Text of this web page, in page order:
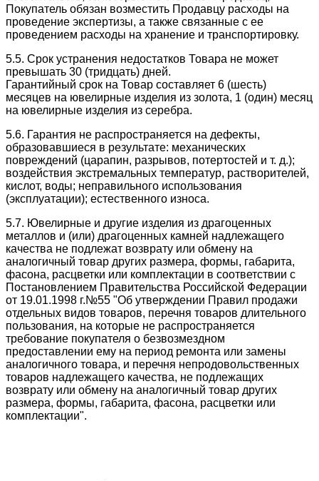
Покупатель обязан возместить Продавцу расходы на
проведение экспертизы, а также связанные с ее
проведением расходы на хранение и транспортировку.
5.5. Срок устранения недостатков Товара не может
превышать 30 (тридцать) дней.
Гарантийный срок на Товар составляет 6 (шесть)
месяцев на ювелирные изделия из золота, 1 (один) месяц
на ювелирные изделия из серебра.
5.6. Гарантия не распространяется на дефекты,
образовавшиеся в результате: механических
повреждений (царапин, разрывов, потертостей и т. д.);
воздействия экстремальных температур, растворителей,
кислот, воды; неправильного использования
(эксплуатации); естественного износа.
5.7. Ювелирные и другие изделия из драгоценных
металлов и (или) драгоценных камней надлежащего
качества не подлежат возврату или обмену на
аналогичный товар других размера, формы, габарита,
фасона, расцветки или комплектации в соответствии с
Постановлением Правительства Российской Федерации
от 19.01.1998 г.№55 "Об утверждении Правил продажи
отдельных видов товаров, перечня товаров длительного
пользования, на которые не распространяется
требование покупателя о безвозмездном
предоставлении ему на период ремонта или замены
аналогичного товара, и перечня непродовольственных
товаров надлежащего качества, не подлежащих
возврату или обмену на аналогичный товар других
размера, формы, габарита, фасона, расцветки или
комплектации".